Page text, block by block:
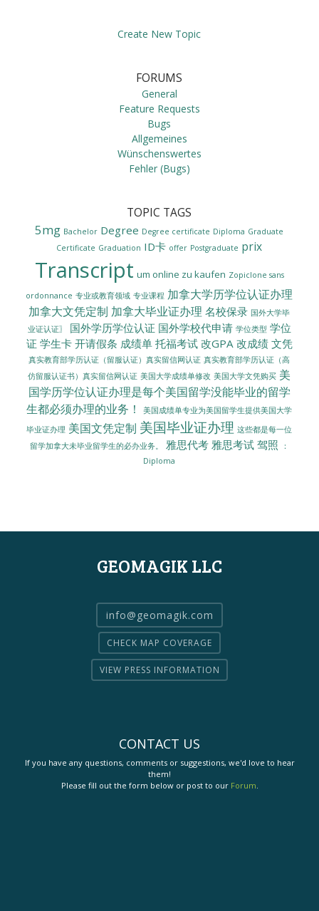
Create New Topic
FORUMS
General
Feature Requests
Bugs
Allgemeines
Wünschenswertes
Fehler (Bugs)
TOPIC TAGS
5mg Bachelor Degree Degree certificate Diploma Graduate
Certificate Graduation ID卡 offer Postgraduate prix
Transcript um online zu kaufen Zopiclone sans
ordonnance 专业或教育领域 专业课程 加拿大学历学位认证办理
加拿大文凭定制 加拿大毕业证办理 名校保录 国外大学毕
业证认证〗
国外学历学位认证 国外学校代申请 学位类型 学位
证 学生卡 开请假条 成绩单 托福考试 改GPA 改成绩 文凭
真实教育部学历认证（留服认证）真实留信网认证 真实教育部学历认证（高
仿留服认证书）真实留信网认证 美国大学成绩单修改 美国大学文凭购买 美
国学历学位认证办理是每个美国留学没能毕业的留学
生都必须办理的业务！
美国成绩单专业为美国留学生提供美国大学
毕业证办理 美国文凭定制 美国毕业证办理 这些都是每一位
留学加拿大未毕业留学生的必办业务。
雅思代考 雅思考试 驾照
：
Diploma
GEOMAGIK LLC
info@geomagik.com
CHECK MAP COVERAGE
VIEW PRESS INFORMATION
CONTACT US
If you have any questions, comments or suggestions, we'd love to hear
them!
Please fill out the form below or post to our Forum